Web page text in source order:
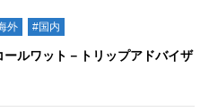
外 #国内
ルワット－トリップアドバイザ